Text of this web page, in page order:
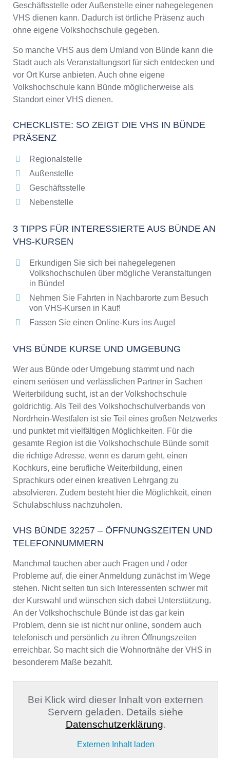
Top-Kurse an der Abendschule Bünde
Weiterbildung in Bünde
Geschäftsstelle oder Außenstelle einer nahegelegenen
VHS dienen kann. Dadurch ist örtliche Präsenz auch
ohne eigene Volkshochschule gegeben.
So manche VHS aus dem Umland von Bünde kann die
Stadt auch als Veranstaltungsort für sich entdecken und
vor Ort Kurse anbieten. Auch ohne eigene
Volkshochschule kann Bünde möglicherweise als
Standort einer VHS dienen.
CHECKLISTE: SO ZEIGT DIE VHS IN BÜNDE
PRÄSENZ
Regionalstelle
Außenstelle
Geschäftsstelle
Nebenstelle
3 TIPPS FÜR INTERESSIERTE AUS BÜNDE AN
VHS-KURSEN
Erkundigen Sie sich bei nahegelegenen
Volkshochschulen über mögliche Veranstaltungen
in Bünde!
Nehmen Sie Fahrten in Nachbarorte zum Besuch
von VHS-Kursen in Kauf!
Fassen Sie einen Online-Kurs ins Auge!
VHS BÜNDE KURSE UND UMGEBUNG
Wer aus Bünde oder Umgebung stammt und nach
einem seriösen und verlässlichen Partner in Sachen
Weiterbildung sucht, ist an der Volkshochschule
goldrichtig. Als Teil des Volkshochschulverbands von
Nordrhein-Westfalen ist sie Teil eines großen Netzwerks
und punktet mit vielfältigen Möglichkeiten. Für die
gesamte Region ist die Volkshochschule Bünde somit
die richtige Adresse, wenn es darum geht, einen
Kochkurs, eine berufliche Weiterbildung, einen
Sprachkurs oder einen kreativen Lehrgang zu
absolvieren. Zudem besteht hier die Möglichkeit, einen
Schulabschluss nachzuholen.
VHS BÜNDE 32257 – ÖFFNUNGSZEITEN UND
TELEFONNUMMERN
Manchmal tauchen aber auch Fragen und / oder
Probleme auf, die einer Anmeldung zunächst im Wege
stehen. Nicht selten tun sich Interessenten schwer mit
der Kurswahl und wünschen sich dabei Unterstützung.
An der Volkshochschule Bünde ist das gar kein
Problem, denn sie ist nicht nur online, sondern auch
telefonisch und persönlich zu ihren Öffnungszeiten
erreichbar. So macht sich die Wohnortnähe der VHS in
besonderem Maße bezahlt.
Bei Klick wird dieser Inhalt von externen
Servern geladen. Details siehe
Datenschutzerklärung.
Externen Inhalt laden